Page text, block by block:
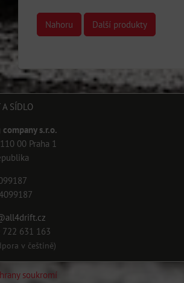
Nahoru Další produkty
A SÍDLO
s.r.o.
00 Praha 1
722 631 163
v češtině)
soukromí